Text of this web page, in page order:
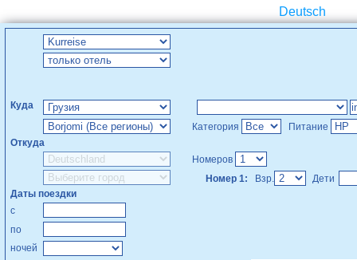
Deutsch
Куда
Категория
Питание
Откуда
Номеров
Номер 1:
Взр.
Дети
Даты поездки
с
по
ночей